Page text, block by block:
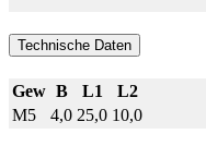
Technische Daten
Gew B L1
L2
M5
4,0 25,0 10,0